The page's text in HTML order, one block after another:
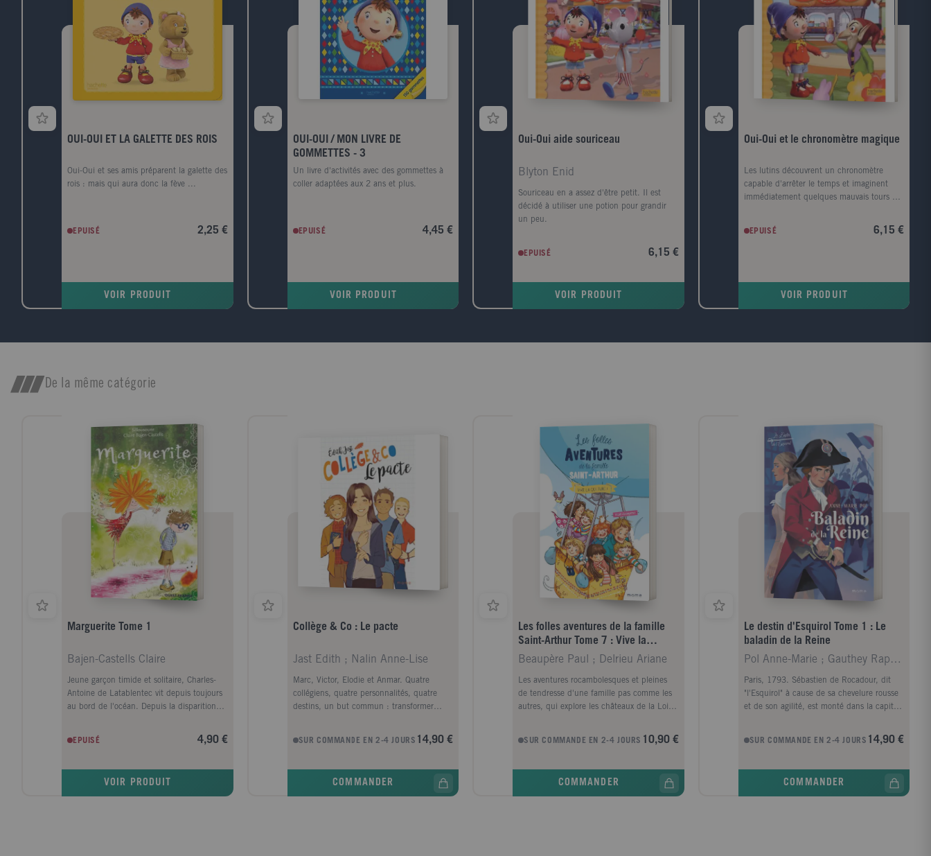
OUI-OUI ET LA GALETTE DES ROIS
Oui-Oui et ses amis préparent la galette des
rois : mais qui aura donc la fève ...
EPUISÉ 2,25 €
VOIR PRODUIT
OUI-OUI / MON LIVRE DE
GOMMETTES - 3
Un livre d'activités avec des gommettes à
coller adaptées aux 2 ans et plus.
EPUISÉ 4,45 €
VOIR PRODUIT
Oui-Oui aide souriceau
Blyton Enid
Souriceau en a assez d'être petit. Il est
décidé à utiliser une potion pour grandir
un peu.
EPUISÉ 6,15 €
VOIR PRODUIT
Oui-Oui et le chronomètre magique
Les lutins découvrent un chronomètre
capable d'arrêter le temps et imaginent
immédiatement quelques mauvais tours à
EPUISÉ 6,15 €
VOIR PRODUIT
De la même catégorie
Marguerite Tome 1
Bajen-Castells Claire
Jeune garçon timide et solitaire, Charles-
Antoine de Latablentec vit depuis toujours
au bord de l'océan. Depuis la disparition
oscillant entre peurs profondes et ennui, il
rêve d'une autre vie. Le jour de ses 10 ans,
dépasser les limites imposées, d'escalader
EPUISÉ 4,90 €
VOIR PRODUIT
Collège & Co : Le pacte
Jast Edith ; Nalin Anne-Lise
Marc, Victor, Elodie et Anmar. Quatre
collégiens, quatre personnalités, quatre
destins, un but commun : transformer
leur collège suite au harcèlement quasi
quotidien d'élèves sur les réseaux sociaux.
ado vif et sportif, entre en 5e après un été
SUR COMMANDE EN 2-4 JOURS 14,90 €
COMMANDER
Les folles aventures de la famille
Saint-Arthur Tome 7 : Vive la
culture !
Beaupère Paul ; Delrieu Ariane
Les aventures rocambolesques et pleines
de tendresse d'une famille pas comme les
autres, qui explore les châteaux de la Loire,
fumeur de pipe, et prend un peu trop de
SUR COMMANDE EN 2-4 JOURS 10,90 €
COMMANDER
Le destin d'Esquirol Tome 1 : Le
baladin de la Reine
Pol Anne-Marie ; Gauthey Raphaël
Paris, 1793. Sébastien de Rocadour, dit
"l'Esquirol" à cause de sa chevelure rousse
et de son agilité, est monté dans la capitale
dans le tourbillon de la Terreur, ce garçon
de dix-sept ans doit bientôt adapter ses
trahison, la haine et l'amour. Tiraillé entre
SUR COMMANDE EN 2-4 JOURS 14,90 €
COMMANDER